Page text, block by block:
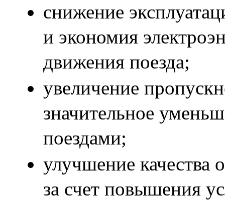
снижение
и экономия
движения поезда;
увеличение
значительное
поездами;
улучшение качества
за счет повышения